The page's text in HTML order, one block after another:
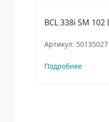
BCL 338i SM 102
Артикул: 50135027
Подробнее